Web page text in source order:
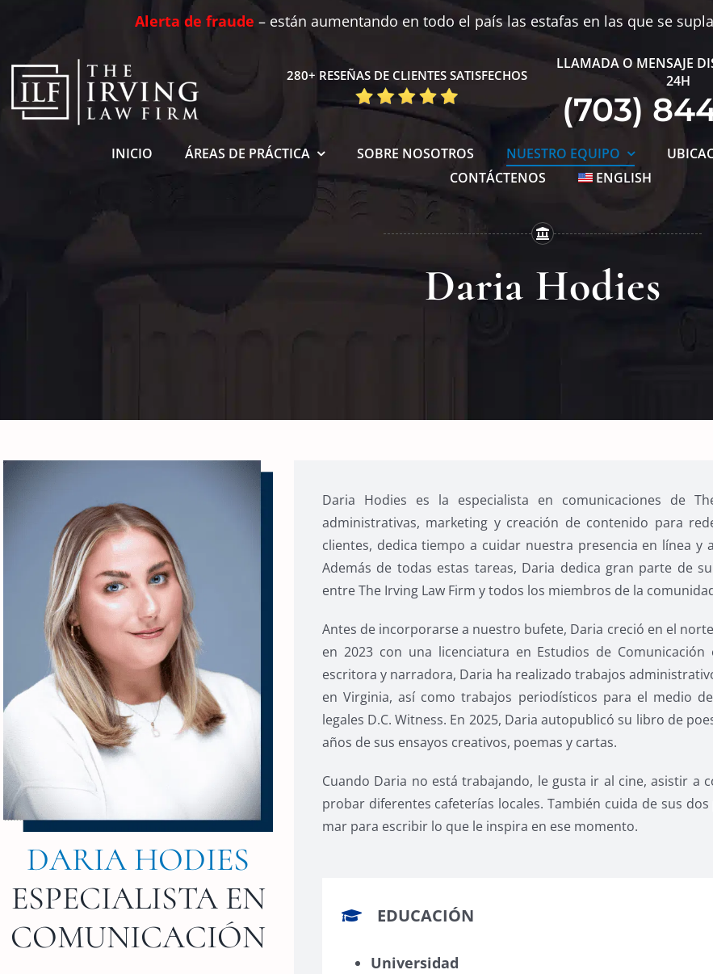
content
Alerta de fraude – están aumentando en todo el país las estafas en las que se
280+ RESEÑAS DE CLIENTES SATISFECHOS
LLAMADA O MENSAJE
24H
(703)
INICIO ÁREAS DE PRÁCTICA SOBRE NOSOTROS NUESTRO EQUIPO
CONTÁCTENOS
ENGLISH
Daria Hodies
DARIA HODIES
ESPECIALISTA EN
COMUNICACIÓN
Daria Hodies es la especialista en comunicaciones de
administrativas, marketing y creación de contenido para
clientes, dedica tiempo a cuidar nuestra presencia en línea
Además de todas estas tareas, Daria dedica gran parte de
entre The Irving Law Firm y todos los miembros de la
Antes de incorporarse a nuestro bufete, Daria creció en el
en 2023 con una licenciatura en Estudios de
escritora y narradora, Daria ha realizado trabajos
en Virginia, así como trabajos periodísticos para el medio
legales D.C. Witness. En 2025, Daria autopublicó su libro de
años de sus ensayos creativos, poemas y cartas.
Cuando Daria no está trabajando, le gusta ir al cine, asistir a
probar diferentes cafeterías locales. También cuida de sus
mar para escribir lo que le inspira en ese momento.
EDUCACIÓN
Universidad